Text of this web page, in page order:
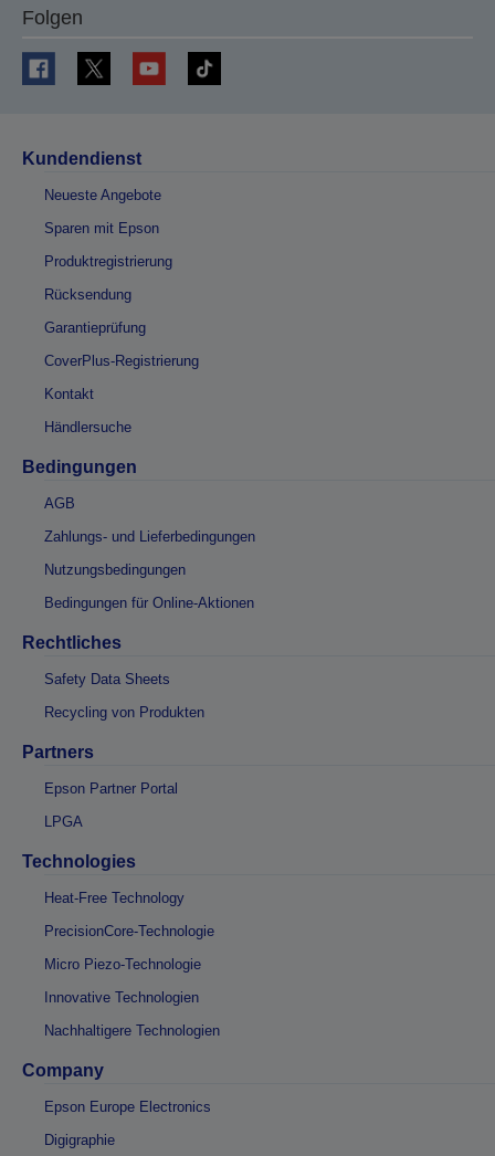
Folgen
Kundendienst
Neueste Angebote
Sparen mit Epson
Produktregistrierung
Rücksendung
Garantieprüfung
CoverPlus-Registrierung
Kontakt
Händlersuche
Bedingungen
AGB
Zahlungs- und Lieferbedingungen
Nutzungsbedingungen
Bedingungen für Online-Aktionen
Rechtliches
Safety Data Sheets
Recycling von Produkten
Partners
Epson Partner Portal
LPGA
Technologies
Heat-Free Technology
PrecisionCore-Technologie
Micro Piezo-Technologie
Innovative Technologien
Nachhaltigere Technologien
Company
Epson Europe Electronics
Digigraphie